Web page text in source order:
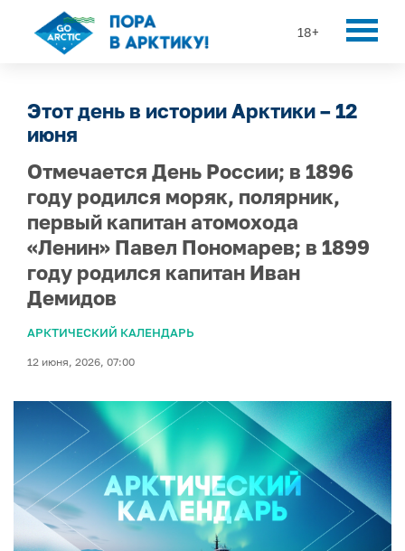
18+
Этот день в истории Арктики – 12
июня
Отмечается День России; в 1896
году родился моряк, полярник,
первый капитан атомохода
«Ленин» Павел Пономарев; в 1899
году родился капитан Иван
Демидов
АРКТИЧЕСКИЙ КАЛЕНДАРЬ
12 июня, 2026, 07:00